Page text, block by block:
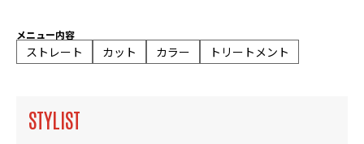
メニュー内容
ストレート カット カラー トリートメント
STYLIST